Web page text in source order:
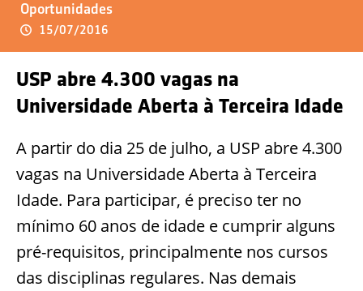
Oportunidades
15/07/2016
USP abre 4.300 vagas na
Universidade Aberta à Terceira Idade
A partir do dia 25 de julho, a USP abre 4.300
vagas na Universidade Aberta à Terceira
Idade. Para participar, é preciso ter no
mínimo 60 anos de idade e cumprir alguns
pré-requisitos, principalmente nos cursos
das disciplinas regulares. Nas demais